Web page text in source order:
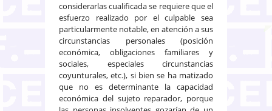
considerarlas cualificada se requiere que el
esfuerzo realizado por el culpable sea
particularmente notable, en atención a sus
circunstancias personales (posición
económica, obligaciones familiares y
sociales, especiales circunstancias
coyunturales, etc.), si bien se ha matizado
que no es determinante la capacidad
económica del sujeto reparador, porque